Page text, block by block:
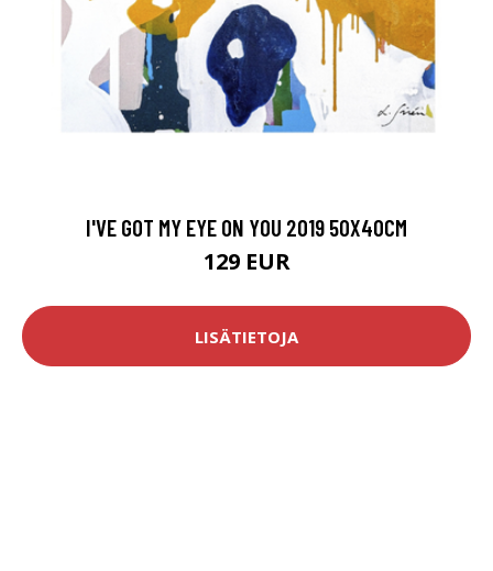
I'VE GOT MY EYE ON YOU 2019 50X40CM
129 EUR
LISÄTIETOJA